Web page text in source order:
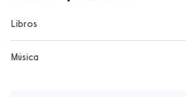
Libros
Música